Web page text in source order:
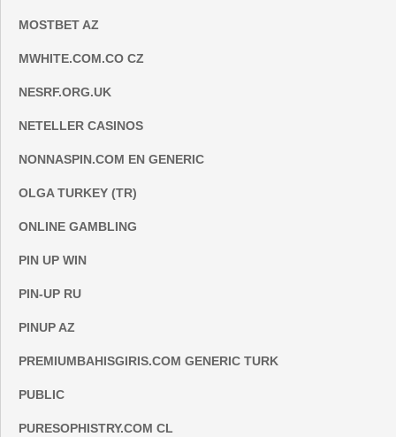
MOSTBET AZ
MWHITE.COM.CO CZ
NESRF.ORG.UK
NETELLER CASINOS
NONNASPIN.COM EN GENERIC
OLGA TURKEY (TR)
ONLINE GAMBLING
PIN UP WIN
PIN-UP RU
PINUP AZ
PREMIUMBAHISGIRIS.COM GENERIC TURK
PUBLIC
PURESOPHISTRY.COM CL